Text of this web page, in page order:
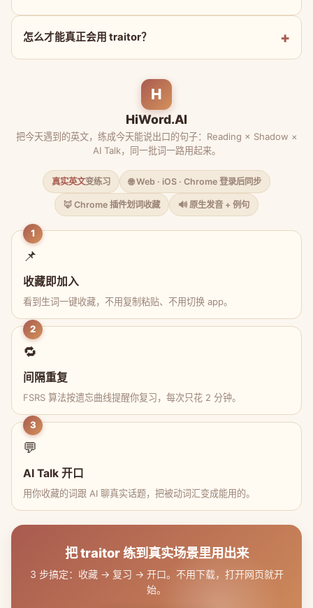
怎么才能真正会用 traitor？
H
HiWord.AI
把今天遇到的英文，练成今天能说出口的句子：Reading × Shadow ×
AI Talk，同一批词一路用起来。
真实英文变练习 🌐 Web · iOS · Chrome 登录后同步
🦊 Chrome 插件划词收藏 🔊 原生发音 + 例句
1
📌
收藏即加入
看到生词一键收藏，不用复制粘贴、不用切换 app。
2
🔁
间隔重复
FSRS 算法按遗忘曲线提醒你复习，每次只花 2 分钟。
3
💬
AI Talk 开口
用你收藏的词跟 AI 聊真实话题，把被动词汇变成能用的。
把 traitor 练到真实场景里用出来
3 步搞定：收藏 → 复习 → 开口。不用下载，打开网页就开
始。